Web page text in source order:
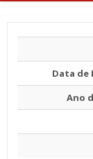
Data de
Ano